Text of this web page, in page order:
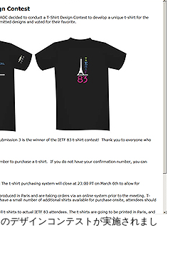
デザインコンテストが実施されまし